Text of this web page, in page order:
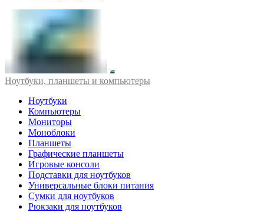
Ноутбуки, планшеты и компьютеры
Ноутбуки
Компьютеры
Мониторы
Моноблоки
Планшеты
Графические планшеты
Игровые консоли
Подставки для ноутбуков
Универсальные блоки питания
Сумки для ноутбуков
Рюкзаки для ноутбуков